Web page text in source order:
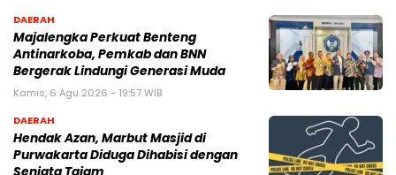
DAERAH
Majalengka Perkuat Benteng
Antinarkoba, Pemkab dan BNN
Bergerak Lindungi Generasi Muda
Kamis, 6 Agu 2026 - 19:57 WIB
DAERAH
Hendak Azan, Marbut Masjid di
Purwakarta Diduga Dihabisi dengan
Senjata Tajam